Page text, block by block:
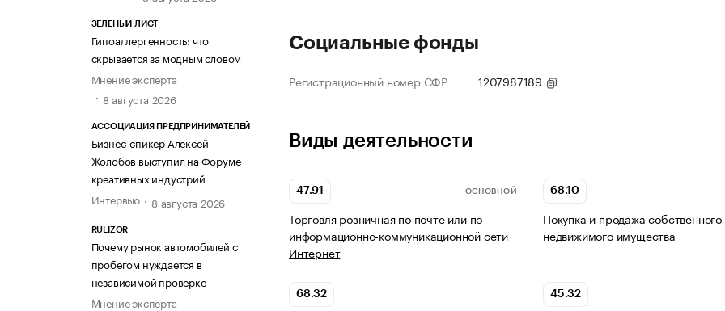
ЗЕЛЁНЫЙ ЛИСТ
Гипоаллергенность: что
скрывается за модным словом
Мнение эксперта
8 августа 2026
АССОЦИАЦИЯ ПРЕДПРИНИМАТЕЛЕЙ
Бизнес-спикер Алексей
Жолобов выступил на Форуме
креативных индустрий
Интервью
8 августа 2026
RULIZOR
Почему рынок автомобилей с
пробегом нуждается в
независимой проверке
Мнение эксперта
Социальные фонды
Регистрационный номер СФР 1207987189
Виды деятельности
47.91 ОСНОВНОЙ
Торговля розничная по почте или по
информационно-коммуникационной сети
Интернет
68.10
Покупка и продажа собственного
недвижимого имущества
68.32 45.32